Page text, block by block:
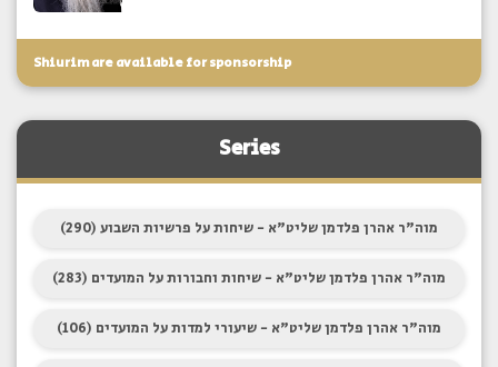
Shiurim are available for sponsorship
Series
מוה"ר אהרן פלדמן שליט"א - שיחות על פרשיות השבוע (290)
מוה"ר אהרן פלדמן שליט"א - שיחות וחבורות על המועדים (283)
מוה"ר אהרן פלדמן שליט"א - שיעורי למדות על המועדים (106)